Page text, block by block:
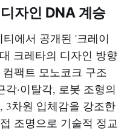
자인 DNA 계승
에서 공개된 '크레이
크레타의 디자인 방향
팩트 모노코크 구조
·이탈각, 로봇 조형의
3차원 입체감을 강조한
조명으로 기술적 정교